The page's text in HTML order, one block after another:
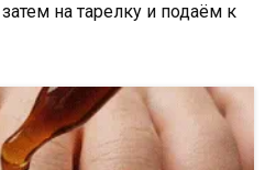
на тарелку и подаём к